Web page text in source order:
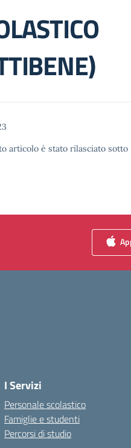
articolo è stato rilasciato
I Servizi
Personale scolastico
Famiglie e studenti
Percorsi di studio